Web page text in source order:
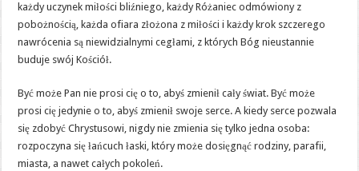
każdy uczynek miłości bliźniego, każdy Różaniec odmówiony z
pobożnością, każda ofiara złożona z miłości i każdy krok szczerego
nawrócenia są niewidzialnymi cegłami, z których Bóg nieustannie
buduje swój Kościół.
Być może Pan nie prosi cię o to, abyś zmienił cały świat. Być może
prosi cię jedynie o to, abyś zmienił swoje serce. A kiedy serce pozwala
się zdobyć Chrystusowi, nigdy nie zmienia się tylko jedna osoba:
rozpoczyna się łańcuch łaski, który może dosięgnąć rodziny, parafii,
miasta, a nawet całych pokoleń.